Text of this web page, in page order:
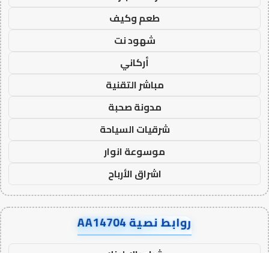
طعم وكيف
شهود نت
أركاني
مباشر التقنية
مدونة صحبة
شرقيات السياحة
موسوعة انوار
اشراق الأرباح
روابط نصية AA14704